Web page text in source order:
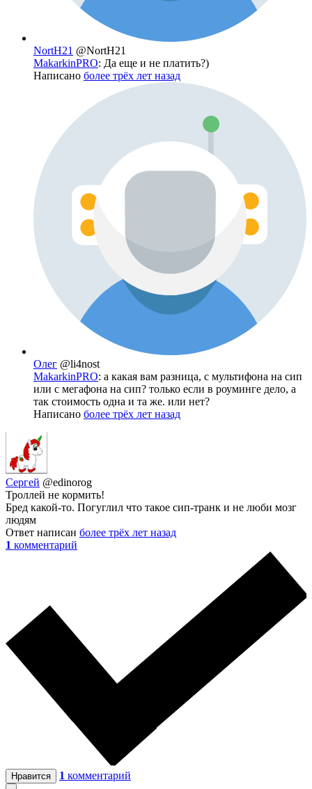
NortH21 @NortH21
MakarkinPRO: Да еще и не платить?)
Написано более трёх лет назад
Олег @li4nost
MakarkinPRO: а какая вам разница, с мультифона на сип
или с мегафона на сип? только если в роуминге дело, а
так стоимость одна и та же. или нет?
Написано более трёх лет назад
Сергей @edinorog
Троллей не кормить!
Бред какой-то. Погуглил что такое сип-транк и не люби мозг
людям
Ответ написан более трёх лет назад
1 комментарий
Нравится 1 комментарий